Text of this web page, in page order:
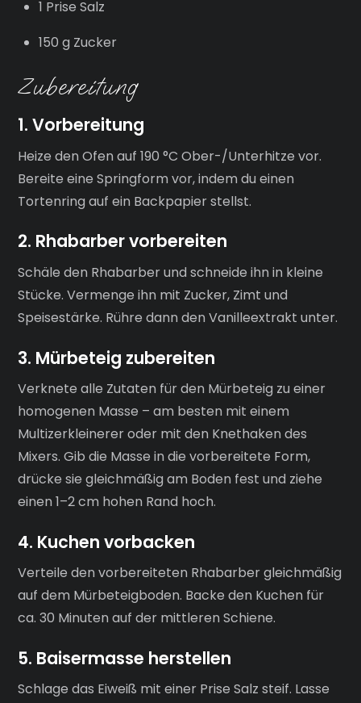
1 Prise Salz
150 g Zucker
Zubereitung
1. Vorbereitung
Heize den Ofen auf 190 °C Ober-/Unterhitze vor.
Bereite eine Springform vor, indem du einen
Tortenring auf ein Backpapier stellst.
2. Rhabarber vorbereiten
Schäle den Rhabarber und schneide ihn in kleine
Stücke. Vermenge ihn mit Zucker, Zimt und
Speisestärke. Rühre dann den Vanilleextrakt unter.
3. Mürbeteig zubereiten
Verknete alle Zutaten für den Mürbeteig zu einer
homogenen Masse – am besten mit einem
Multizerkleinerer oder mit den Knethaken des
Mixers. Gib die Masse in die vorbereitete Form,
drücke sie gleichmäßig am Boden fest und ziehe
einen 1–2 cm hohen Rand hoch.
4. Kuchen vorbacken
Verteile den vorbereiteten Rhabarber gleichmäßig
auf dem Mürbeteigboden. Backe den Kuchen für
ca. 30 Minuten auf der mittleren Schiene.
5. Baisermasse herstellen
Schlage das Eiweiß mit einer Prise Salz steif. Lasse